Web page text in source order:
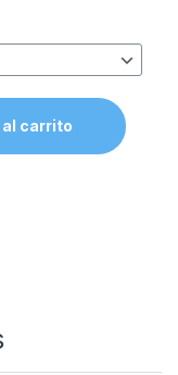
To-Go
carrito